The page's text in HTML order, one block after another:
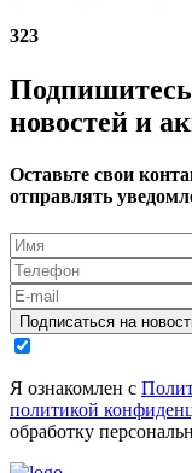
323
Подпишитесь
новостей и
Оставьте свои
отправлять
Подписаться на
Я ознакомлен с
политикой
обработку